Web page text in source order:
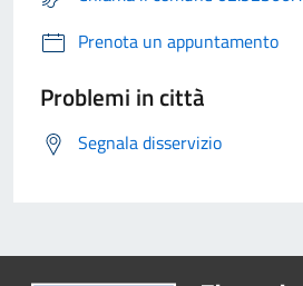
Prenota un appuntamento
Problemi in città
Segnala disservizio